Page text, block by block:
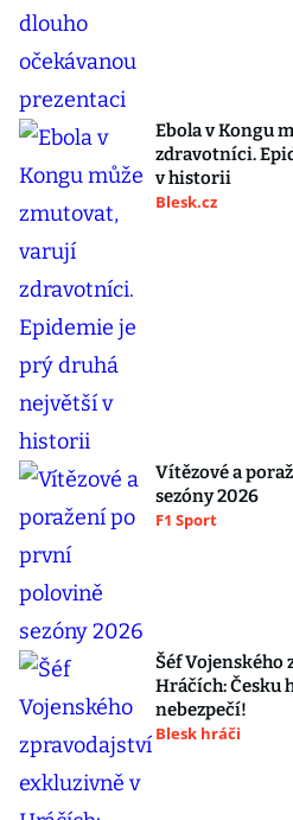
Ebola v Kongu
zdravotníci.
v historii
Blesk.cz
Vítězové a
sezóny 2026
F1 Sport
Šéf
Hráčích: Česku
nebezpečí!
Blesk hráči